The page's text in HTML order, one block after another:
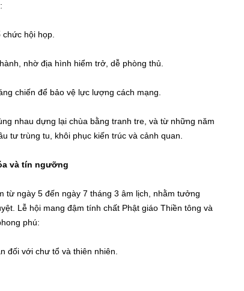
hội họp.
nhờ địa hình hiểm trở, dễ phòng thủ.
chiến để bảo vệ lực lượng cách mạng.
nhau dựng lại chùa bằng tranh tre, và từ những năm
tư trùng tu, khôi phục kiến trúc và cảnh quan.
và tín ngưỡng
từ ngày 5 đến ngày 7 tháng 3 âm lịch, nhằm tưởng
Lễ hội mang đậm tính chất Phật giáo Thiền tông và
phú:
đối với chư tổ và thiên nhiên.